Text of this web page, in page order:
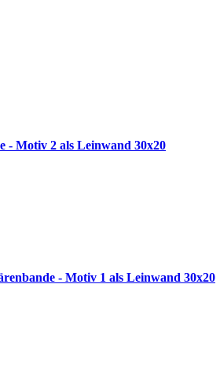
- Motiv 2 als Leinwand 30x20
- Motiv 1 als Leinwand 30x20